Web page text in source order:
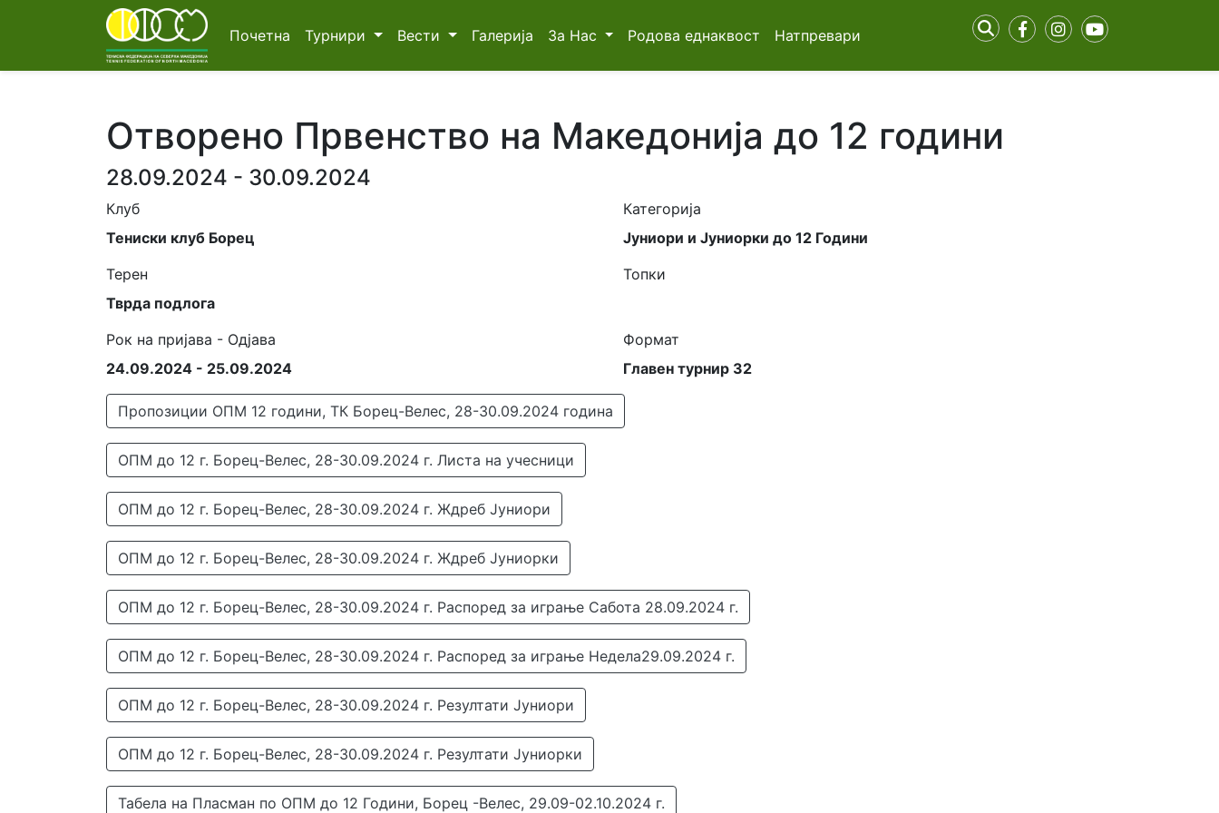
Почетна Турнири Вести Галерија За Нас Родова еднаквост Натпревари
Отворено Првенство на Македонија до 12 години
28.09.2024 - 30.09.2024
Клуб
Тениски клуб Борец
Категорија
Јуниори и Јуниорки до 12 Години
Терен
Тврда подлога
Топки
Рок на пријава - Одјава
24.09.2024 - 25.09.2024
Формат
Главен турнир 32
Пропозиции ОПМ 12 години, ТК Борец-Велес, 28-30.09.2024 година
ОПМ до 12 г. Борец-Велес, 28-30.09.2024 г. Листа на учесници
ОПМ до 12 г. Борец-Велес, 28-30.09.2024 г. Ждреб Јуниори
ОПМ до 12 г. Борец-Велес, 28-30.09.2024 г. Ждреб Јуниорки
ОПМ до 12 г. Борец-Велес, 28-30.09.2024 г. Распоред за играње Сабота 28.09.2024 г.
ОПМ до 12 г. Борец-Велес, 28-30.09.2024 г. Распоред за играње Недела29.09.2024 г.
ОПМ до 12 г. Борец-Велес, 28-30.09.2024 г. Резултати Јуниори
ОПМ до 12 г. Борец-Велес, 28-30.09.2024 г. Резултати Јуниорки
Табела на Пласман по ОПМ до 12 Години, Борец -Велес, 29.09-02.10.2024 г.